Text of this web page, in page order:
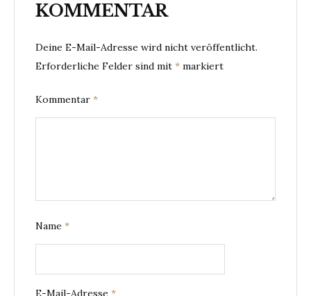
KOMMENTAR
Deine E-Mail-Adresse wird nicht veröffentlicht.
Erforderliche Felder sind mit * markiert
Kommentar *
Name *
E-Mail-Adresse *